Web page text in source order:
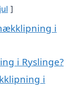
i
i Ryslinge?
i